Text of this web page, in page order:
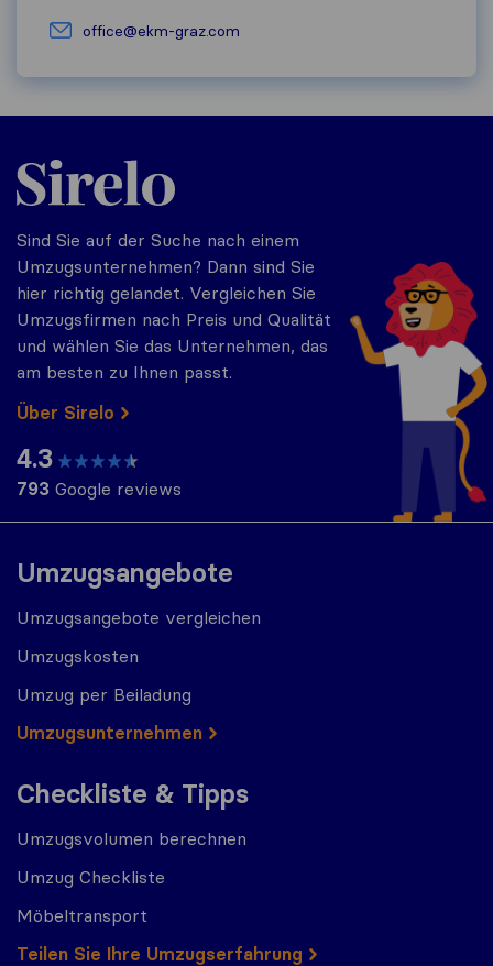
office@ekm-graz.com
Umzugsangebote
Umzugsangebote vergleichen
Umzugskosten
Umzug per Beiladung
Umzugs​​unternehmen
Checkliste & Tipps
Umzugsvolumen berechnen
Umzug Checkliste
Möbeltransport
Teilen Sie Ihre Umzugserfahrung
Sirelo.at
Sind Sie auf der Suche nach einem
Umzugsunternehmen? Dann sind Sie
hier richtig gelandet. Vergleichen Sie
Umzugsfirmen nach Preis und Qualität
und wählen Sie das Unternehmen, das
am besten zu Ihnen passt.
Über Sirelo
4.3
793 Google reviews